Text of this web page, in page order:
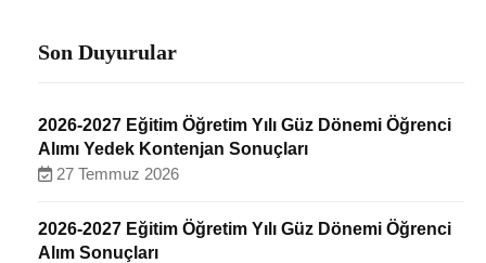
Son Duyurular
2026-2027 Eğitim Öğretim Yılı Güz Dönemi Öğrenci
Alımı Yedek Kontenjan Sonuçları
27 Temmuz 2026
2026-2027 Eğitim Öğretim Yılı Güz Dönemi Öğrenci
Alım Sonuçları